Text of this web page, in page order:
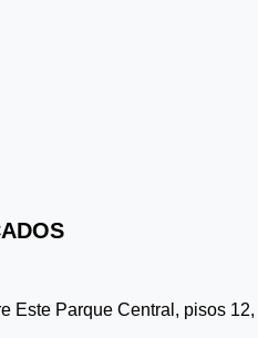
Este Parque Central, pisos